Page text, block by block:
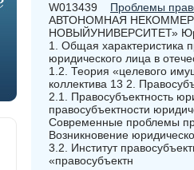
W013439 Проблемы
АВТОНОМНАЯ
НОВЫЙУНИВЕРСИТЕТ»
1. Общая характеристика
юридического лица в
1.2. Теория «целевого
коллектива 13 2.
2.1. Правосубъектность
правосубъектности
Современные проблемы
Возникновение
3.2. Институт
«правосубъектн